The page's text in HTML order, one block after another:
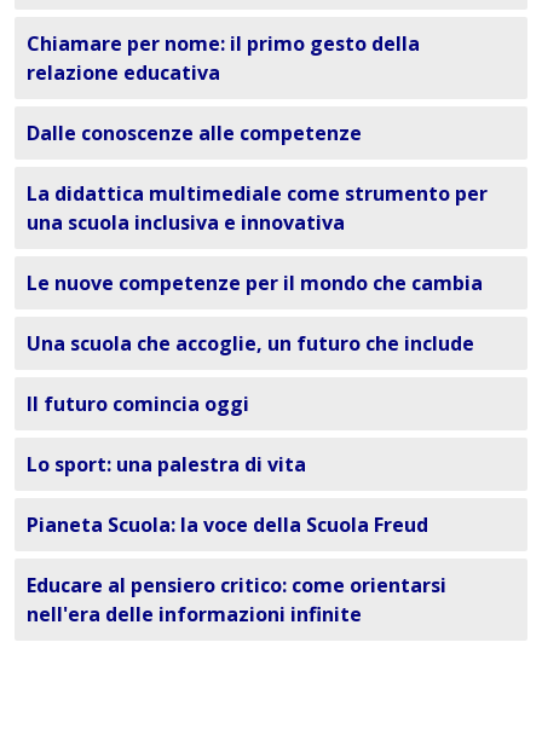
Chiamare per nome: il primo gesto della
relazione educativa
Dalle conoscenze alle competenze
La didattica multimediale come strumento per
una scuola inclusiva e innovativa
Le nuove competenze per il mondo che cambia
Una scuola che accoglie, un futuro che include
Il futuro comincia oggi
Lo sport: una palestra di vita
Pianeta Scuola: la voce della Scuola Freud
Educare al pensiero critico: come orientarsi
nell'era delle informazioni infinite